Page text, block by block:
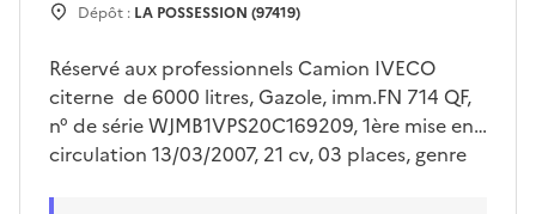
Dépôt : LA POSSESSION (97419)
Réservé aux professionnels Camion IVECO
citerne de 6000 litres, Gazole, imm.FN 714 QF,
n° de série WJMB1VPS20C169209, 1ère mise en
circulation 13/03/2007, 21 cv, 03 places, genre